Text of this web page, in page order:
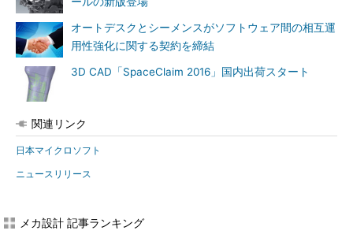
オートデスクとシーメンスがソフトウェア間の相互運
用性強化に関する契約を締結
3D CAD「SpaceClaim 2016」国内出荷スタート
関連リンク
日本マイクロソフト
ニュースリリース
メカ設計 記事ランキング